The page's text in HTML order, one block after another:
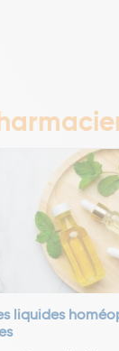
liquides